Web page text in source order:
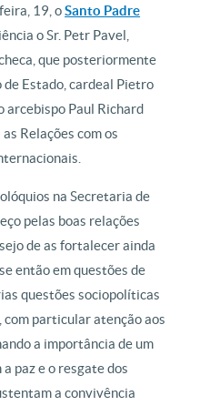
19, oSanto Padre
o Sr. Petr Pavel,
que posteriormente
Estado, cardeal Pietro
arcebispo Paul Richard
Relações com os
na Secretaria de
pelas boas relações
de as fortalecer ainda
então em questões de
questões sociopolíticas
particular atenção aos
a importância de um
paz e o resgate dos
a convivência